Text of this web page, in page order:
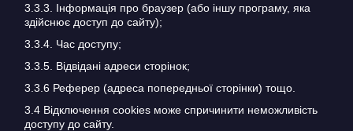
3.3.3. Інформація про браузер (або іншу програму, яка
здійснює доступ до сайту);
3.3.4. Час доступу;
3.3.5. Відвідані адреси сторінок;
3.3.6 Реферер (адреса попередньої сторінки) тощо.
3.4 Відключення cookies може спричинити неможливість
доступу до сайту.